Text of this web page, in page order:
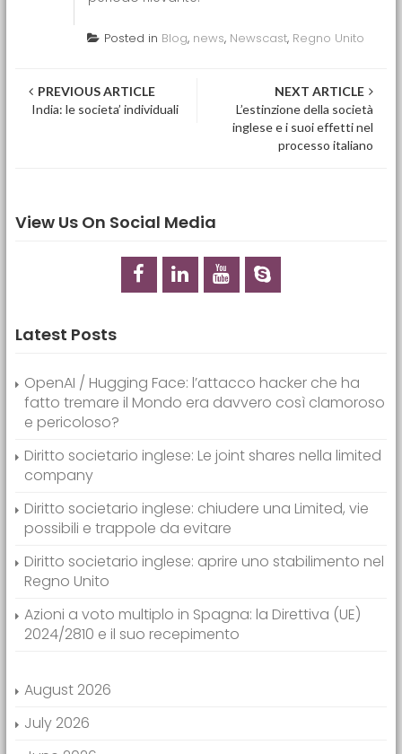
Posted in Blog, news, Newscast, Regno Unito
Post navigation
PREVIOUS ARTICLE
India: le societa’ individuali
NEXT ARTICLE
L’estinzione della società
inglese e i suoi effetti nel
processo italiano
View Us On Social Media
Latest Posts
OpenAI / Hugging Face: l’attacco hacker che ha
fatto tremare il Mondo era davvero così clamoroso
e pericoloso?
Diritto societario inglese: Le joint shares nella limited
company
Diritto societario inglese: chiudere una Limited, vie
possibili e trappole da evitare
Diritto societario inglese: aprire uno stabilimento nel
Regno Unito
Azioni a voto multiplo in Spagna: la Direttiva (UE)
2024/2810 e il suo recepimento
August 2026
July 2026